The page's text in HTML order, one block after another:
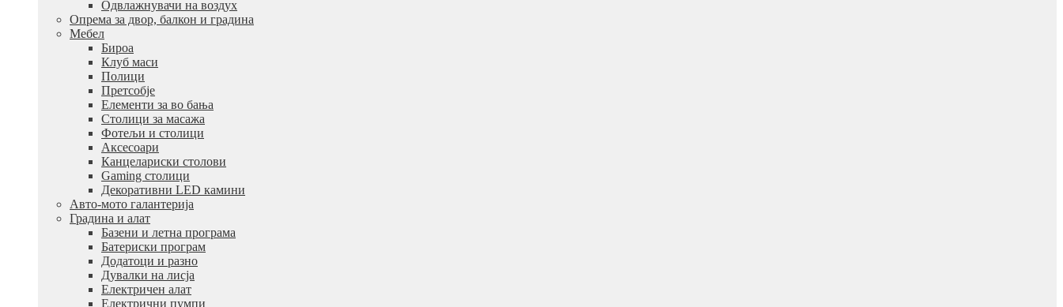
Одвлажнувачи на воздух
Опрема за двор, балкон и градина
Мебел
Бироа
Клуб маси
Полици
Претсобје
Елементи за во бања
Столици за масажа
Фотељи и столици
Аксесоари
Канцелариски столови
Gaming столици
Декоративни LED камини
Авто-мото галантерија
Градина и алат
Базени и летна програма
Батериски програм
Додатоци и разно
Дувалки на лисја
Електричен алат
Електрични пумпи